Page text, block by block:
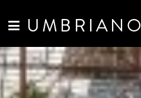
UMBRIANO